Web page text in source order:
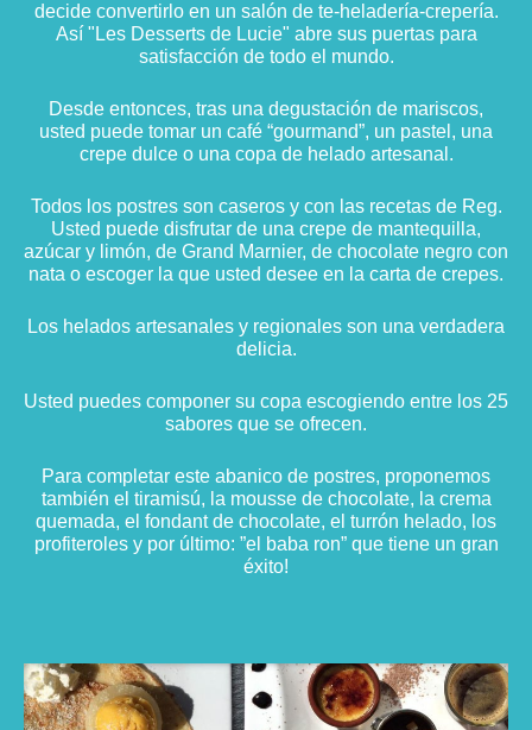
decide convertirlo en un salón de te-heladería-crepería.
Así "Les Desserts de Lucie" abre sus puertas para
satisfacción de todo el mundo.
Desde entonces, tras una degustación de mariscos,
usted puede tomar un café “gourmand”, un pastel, una
crepe dulce o una copa de helado artesanal.
Todos los postres son caseros y con las recetas de Reg.
Usted puede disfrutar de una crepe de mantequilla,
azúcar y limón, de Grand Marnier, de chocolate negro con
nata o escoger la que usted desee en la carta de crepes.
Los helados artesanales y regionales son una verdadera
delicia.
Usted puedes componer su copa escogiendo entre los 25
sabores que se ofrecen.
Para completar este abanico de postres, proponemos
también el tiramisú, la mousse de chocolate, la crema
quemada, el fondant de chocolate, el turrón helado, los
profiteroles y por último: ”el baba ron” que tiene un gran
éxito!